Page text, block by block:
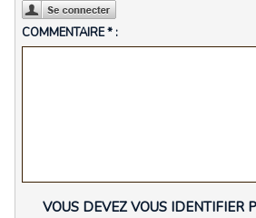
COMMENTAIRE * :
VOUS DEVEZ VOUS IDENTIFIER